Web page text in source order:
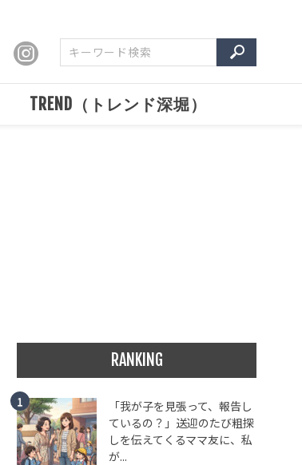
TREND（トレンド深堀）
RANKING
「我が子を見張って、報告し
ているの？」送迎のたび粗探
しを伝えてくるママ友に、私
が...